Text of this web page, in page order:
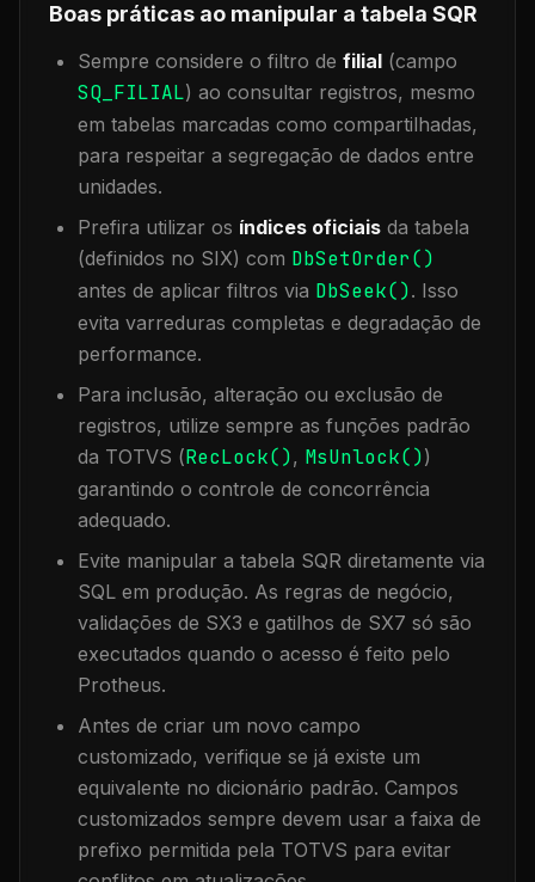
Boas práticas ao manipular a tabela SQR
Sempre considere o filtro de filial (campo
SQ_FILIAL) ao consultar registros, mesmo
em tabelas marcadas como compartilhadas,
para respeitar a segregação de dados entre
unidades.
Prefira utilizar os índices oficiais da tabela
(definidos no SIX) com DbSetOrder()
antes de aplicar filtros via DbSeek(). Isso
evita varreduras completas e degradação de
performance.
Para inclusão, alteração ou exclusão de
registros, utilize sempre as funções padrão
da TOTVS (RecLock(), MsUnlock())
garantindo o controle de concorrência
adequado.
Evite manipular a tabela SQR diretamente via
SQL em produção. As regras de negócio,
validações de SX3 e gatilhos de SX7 só são
executados quando o acesso é feito pelo
Protheus.
Antes de criar um novo campo
customizado, verifique se já existe um
equivalente no dicionário padrão. Campos
customizados sempre devem usar a faixa de
prefixo permitida pela TOTVS para evitar